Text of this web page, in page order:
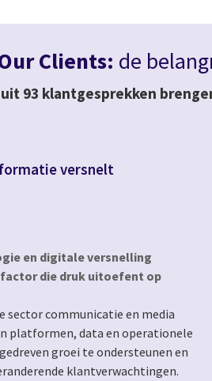
Clients: de
93 klantgesprekken
versnelt
en digitale versnelling
die druk uitoefent op
sector communicatie en media
platformen, data en operationele
groei te ondersteunen en
klantverwachtingen.